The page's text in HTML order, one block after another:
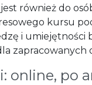
również do
kursu
i
zapracowanych
online, po